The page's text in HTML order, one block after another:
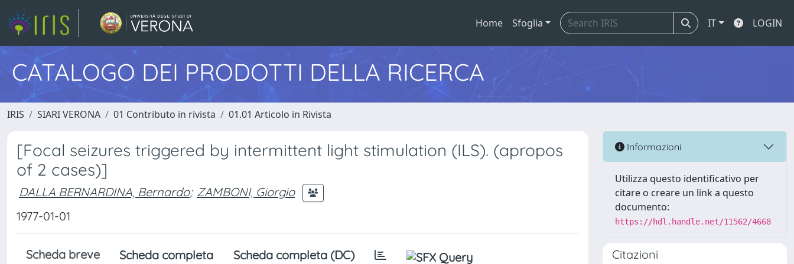
Home Sfoglia IT LOGIN
CATALOGO DEI PRODOTTI DELLA RICERCA
IRIS SIARI VERONA 01 Contributo in rivista 01.01 Articolo in Rivista
[Focal seizures triggered by intermittent light stimulation (ILS). (apropos
of 2 cases)]
DALLA BERNARDINA, Bernardo; ZAMBONI, Giorgio
1977-01-01
Scheda breve Scheda completa Scheda completa (DC)
Informazioni
Utilizza questo identificativo per
citare o creare un link a questo
documento:
https://hdl.handle.net/11562/4668
Citazioni